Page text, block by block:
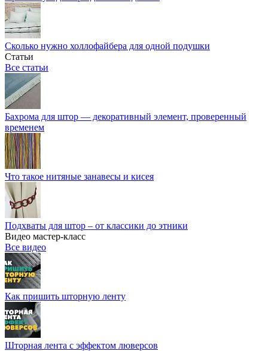
Сколько нужно холлофайбера для одной подушки
Статьи
Все статьи
Бахрома для штор — декоративный элемент, проверенный
временем
Что такое нитяные занавесы и кисея
Подхваты для штор – от классики до этники
Видео мастер-класс
Все видео
Как пришить шторную ленту
Шторная лента с эффектом люверсов